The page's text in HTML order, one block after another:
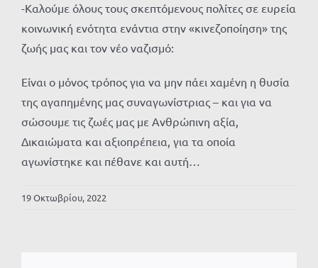
-Καλούμε όλους τους σκεπτόμενους πολίτες σε ευρεία
κοινωνική ενότητα ενάντια στην «κινεζοποίηση» της
ζωής μας και τον νέο ναζισμό:
Είναι ο μόνος τρόπος για να μην πάει χαμένη η θυσία
της αγαπημένης μας συναγωνίστριας – και για να
σώσουμε τις ζωές μας με Ανθρώπινη αξία,
Δικαιώματα και αξιοπρέπεια, για τα οποία
αγωνίστηκε και πέθανε και αυτή…
19 Οκτωβρίου, 2022